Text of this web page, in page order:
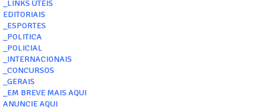
_LINKS ÚTEIS
EDITORIAIS
_ESPORTES
_POLITICA
_POLICIAL
_INTERNACIONAIS
_CONCURSOS
_GERAIS
_EM BREVE MAIS AQUI
ANUNCIE AQUI